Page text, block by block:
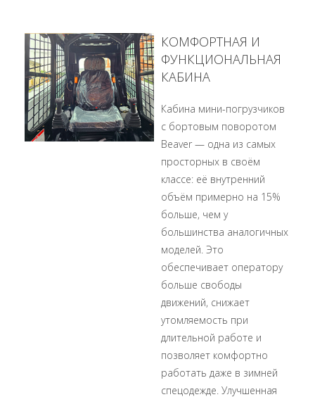
КОМФОРТНАЯ И
ФУНКЦИОНАЛЬНАЯ
КАБИНА
Кабина мини-погрузчиков
с бортовым поворотом
Beaver — одна из самых
просторных в своём
классе: её внутренний
объём примерно на 15%
больше, чем у
большинства аналогичных
моделей. Это
обеспечивает оператору
больше свободы
движений, снижает
утомляемость при
длительной работе и
позволяет комфортно
работать даже в зимней
спецодежде. Улучшенная